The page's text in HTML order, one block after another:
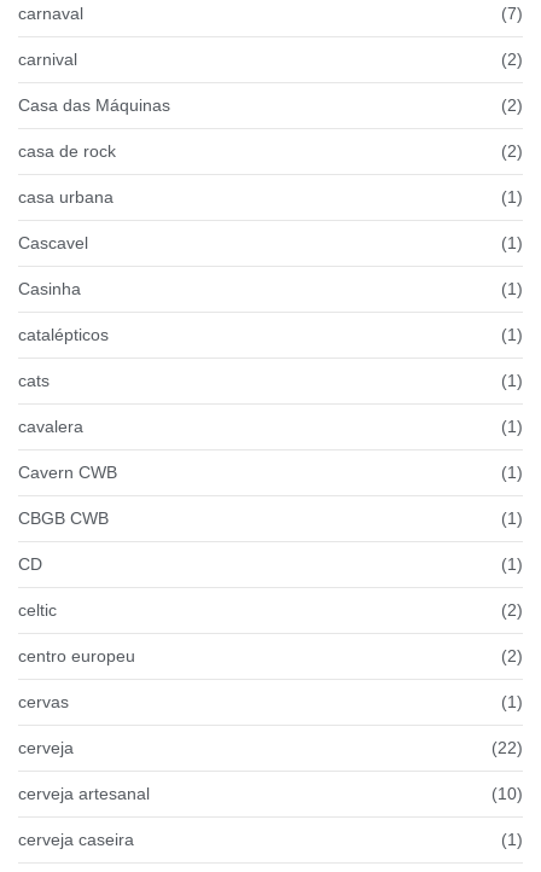
carnaval (7)
carnival (2)
Casa das Máquinas (2)
casa de rock (2)
casa urbana (1)
Cascavel (1)
Casinha (1)
catalépticos (1)
cats (1)
cavalera (1)
Cavern CWB (1)
CBGB CWB (1)
CD (1)
celtic (2)
centro europeu (2)
cervas (1)
cerveja (22)
cerveja artesanal (10)
cerveja caseira (1)